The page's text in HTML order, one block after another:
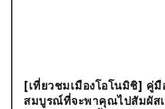
[เที่ยวชมเมืองโอโนมิชิ] คู่
สมบูรณ์ที่จะพาคุณไปสัมผัส